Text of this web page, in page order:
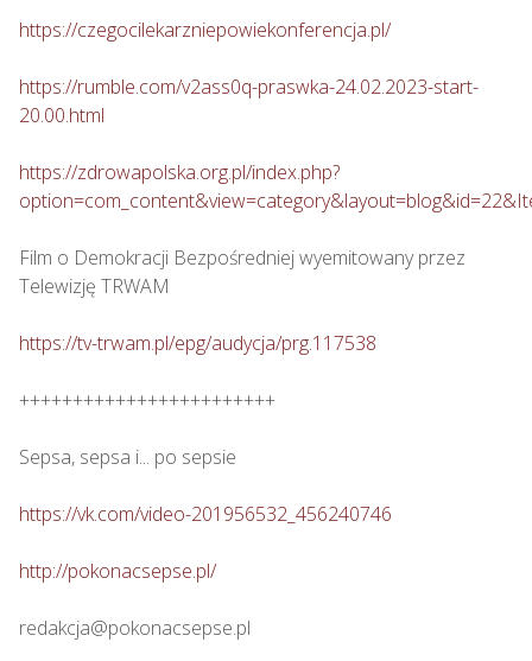
https://czegocilekarzniepowiekonferencja.pl/
https://rumble.com/v2ass0q-praswka-24.02.2023-start-
20.00.html
https://zdrowapolska.org.pl/index.php?
Film o Demokracji Bezpośredniej wyemitowany przez
Telewizję TRWAM
https://tv-trwam.pl/epg/audycja/prg.117538
++++++++++++++++++++++++
Sepsa, sepsa i... po sepsie
https://vk.com/video-201956532_456240746
http://pokonacsepse.pl/
redakcja@pokonacsepse.pl